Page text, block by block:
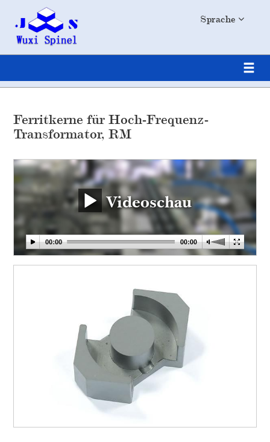
Sprache
Ferritkerne für Hoch-Frequenz-
Transformator, RM
Videoschau